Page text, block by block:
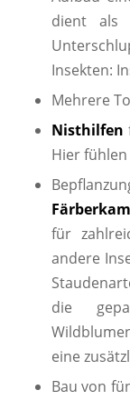
dient als
Insekten:
Mehrere
Nisthilfen
Hier
für
andere
die
eine
Bau von